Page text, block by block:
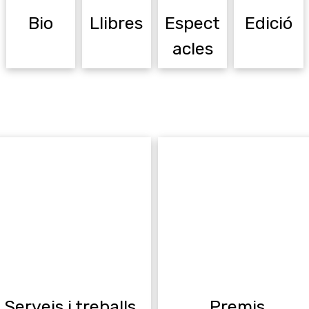
Bio Llibres
Espect
acles
Edició